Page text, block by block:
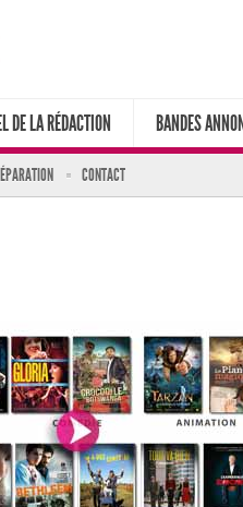
DE LA RÉDACTION BANDES
CONTACT